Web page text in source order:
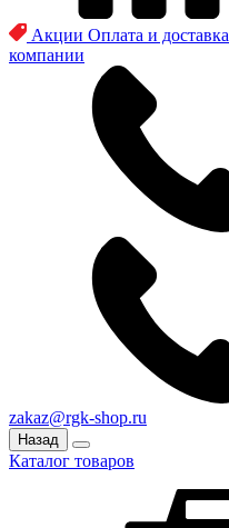
Акции Оплата и доставка
компании
zakaz@rgk-shop.ru
Назад
Каталог товаров